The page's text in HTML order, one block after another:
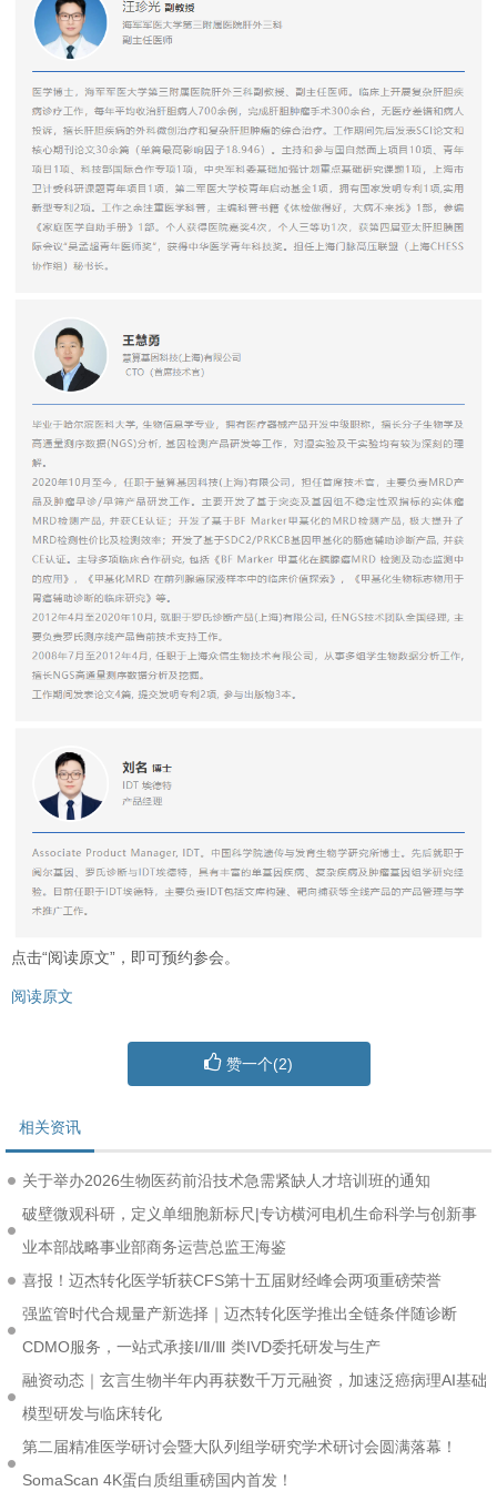
点击“阅读原文”，即可预约参会。
阅读原文
赞一个(2)
相关资讯
关于举办2026生物医药前沿技术急需紧缺人才培训班的通知
破壁微观科研，定义单细胞新标尺|专访横河电机生命科学与创新事
业本部战略事业部商务运营总监王海鉴
喜报！迈杰转化医学斩获CFS第十五届财经峰会两项重磅荣誉
强监管时代合规量产新选择｜迈杰转化医学推出全链条伴随诊断
CDMO服务，一站式承接Ⅰ/Ⅱ/Ⅲ 类IVD委托研发与生产
融资动态｜玄言生物半年内再获数千万元融资，加速泛癌病理AI基础
模型研发与临床转化
第二届精准医学研讨会暨大队列组学研究学术研讨会圆满落幕！
SomaScan 4K蛋白质组重磅国内首发！